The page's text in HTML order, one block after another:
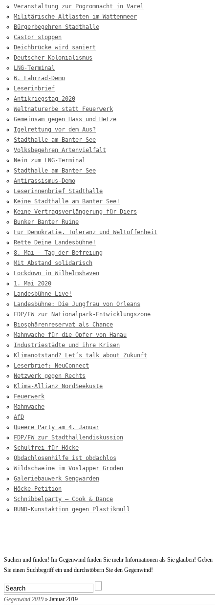
Veranstaltung zur Pogromnacht in Varel
Militärische Altlasten im Wattenmeer
Bürgerbegehren Stadthalle
Castor stoppen
Deichbrücke wird saniert
Deutscher Kolonialismus
LNG-Terminal
6. Fahrrad-Demo
Leserinbrief
Antikriegstag 2020
Weltnaturerbe statt Feuerwerk
Gemeinsam gegen Hass und Hetze
Igelrettung vor dem Aus?
Stadthalle am Banter See
Volksbegehren Artenvielfalt
Nein zum LNG-Terminal
Stadthalle am Banter See
Antirassismus-Demo
Leserinnenbrief Stadthalle
Keine Stadthalle am Banter See!
Keine Vertragsverlängerung für Diers
Bunker Banter Ruine
Für Demokratie, Toleranz und Weltoffenheit
Rette Deine Landesbühne!
8. Mai – Tag der Befreiung
Mit Abstand solidarisch
Lockdown in Wilhelmshaven
1. Mai 2020
Landesbühne Live!
Landesbühne: Die Jungfrau von Orleans
FDP/FW zur Nationalpark-Entwicklungszone
Biosphärenreservat als Chance
Mahnwache für die Opfer von Hanau
Industriestädte und ihre Krisen
Klimanotstand? Let’s talk about Zukunft
Leserbrief: NeuConnect
Netzwerk gegen Rechts
Klima-Allianz NordSeeküste
Feuerwerk
Mahnwache
AfD
Queere Party am 4. Januar
FDP/FW zur Stadthallendiskussion
Schulfrei für Höcke
Obdachlosenhilfe ist obdachlos
Wildschweine im Voslapper Groden
Galeriebauwerk Sengwarden
Höcke-Petition
Schnibbelparty – Cook & Dance
BUND-Kunstaktion gegen Plastikmüll
Startseite
Suchen und finden! Im Gegenwind finden Sie mehr Informationen als Sie glauben! Geben
Sie einen Suchbegriff ein und durchstöbern Sie den Gegenwind!
Gegenwind 2019 » Januar 2019